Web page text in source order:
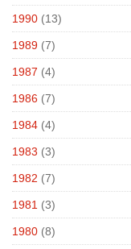
1990 (13)
1989 (7)
1987 (4)
1986 (7)
1984 (4)
1983 (3)
1982 (7)
1981 (3)
1980 (8)